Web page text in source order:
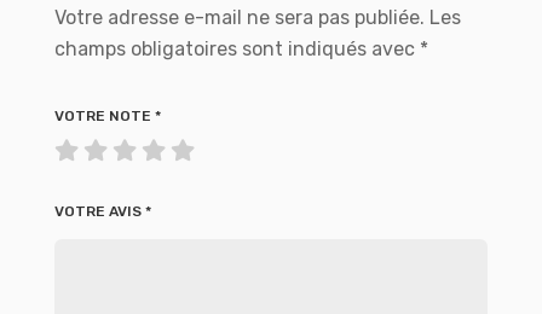
Votre adresse e-mail ne sera pas publiée. Les
champs obligatoires sont indiqués avec *
VOTRE NOTE *
VOTRE AVIS *